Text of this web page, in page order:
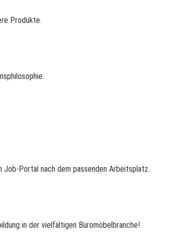
Produkte.
Portal nach dem passenden Arbeitsplatz.
in der vielfältigen Büromöbelbranche!